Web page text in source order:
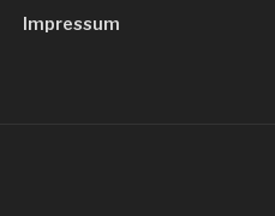
Impressum